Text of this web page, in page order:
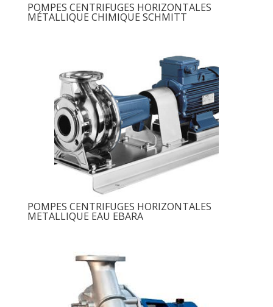
POMPES CENTRIFUGES HORIZONTALES
MÉTALLIQUE CHIMIQUE SCHMITT
POMPES CENTRIFUGES HORIZONTALES
METALLIQUE EAU EBARA